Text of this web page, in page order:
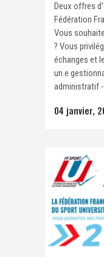
Deux offres
Fédération
Vous
? Vous
échanges et
un.e
administratif
04 janvier,